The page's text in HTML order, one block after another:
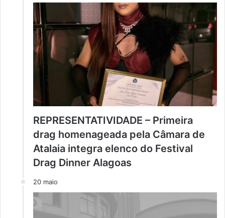
REPRESENTATIVIDADE – Primeira
drag homenageada pela Câmara de
Atalaia integra elenco do Festival
Drag Dinner Alagoas
20 maio